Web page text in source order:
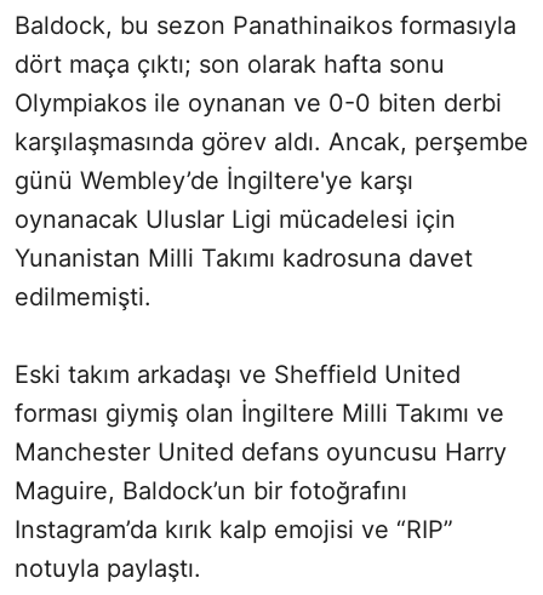
Baldock, bu sezon Panathinaikos formasıyla
dört maça çıktı; son olarak hafta sonu
Olympiakos ile oynanan ve 0-0 biten derbi
karşılaşmasında görev aldı. Ancak, perşembe
günü Wembley’de İngiltere'ye karşı
oynanacak Uluslar Ligi mücadelesi için
Yunanistan Milli Takımı kadrosuna davet
edilmemişti.
Eski takım arkadaşı ve Sheffield United
forması giymiş olan İngiltere Milli Takımı ve
Manchester United defans oyuncusu Harry
Maguire, Baldock’un bir fotoğrafını
Instagram’da kırık kalp emojisi ve “RIP”
notuyla paylaştı.